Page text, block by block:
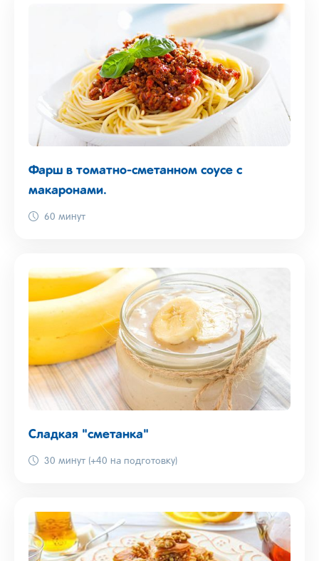
Фарш в томатно-сметанном соусе с
макаронами.
60 минут
Сладкая "сметанка"
30 минут (+40 на подготовку)